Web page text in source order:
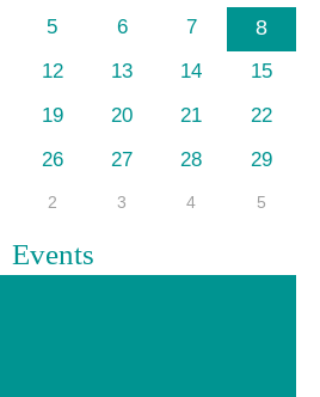
5 6 7 8
12 13 14
15
19 20 21
22
26 27 28
29
2 3 4 5
Events